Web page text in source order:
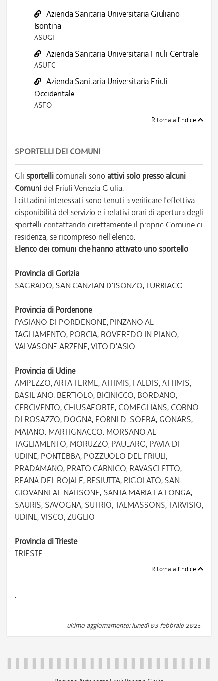
Azienda Sanitaria Universitaria Giuliano
Isontina
ASUGI
Azienda Sanitaria Universitaria Friuli Centrale
ASUFC
Azienda Sanitaria Universitaria Friuli
Occidentale
ASFO
Ritorna all'indice
SPORTELLI DEI COMUNI
Gli sportellicomunali sono attivi solo presso alcuni
Comunidel Friuli Venezia Giulia.
I cittadini interessati sono tenuti a verificare l’effettiva
disponibilità del servizio e i relativi orari di apertura degli
sportelli contattando direttamente il proprio Comune di
residenza, se ricompreso nell'elenco.
Elenco dei comuni che hanno attivato uno sportello
Provincia di Gorizia
SAGRADO, SAN CANZIAN D'ISONZO, TURRIACO
Provincia di Pordenone
PASIANO DI PORDENONE, PINZANO AL
TAGLIAMENTO, PORCIA, ROVEREDO IN PIANO,
VALVASONE ARZENE, VITO D'ASIO
Provincia di Udine
AMPEZZO, ARTA TERME, ATTIMIS, FAEDIS, ATTIMIS,
BASILIANO, BERTIOLO, BICINICCO, BORDANO,
CERCIVENTO, CHIUSAFORTE, COMEGLIANS, CORNO
DI ROSAZZO, DOGNA, FORNI DI SOPRA, GONARS,
MAJANO, MARTIGNACCO, MORSANO AL
TAGLIAMENTO, MORUZZO, PAULARO, PAVIA DI
UDINE, PONTEBBA, POZZUOLO DEL FRIULI,
PRADAMANO, PRATO CARNICO, RAVASCLETTO,
REANA DEL ROJALE, RESIUTTA, RIGOLATO, SAN
GIOVANNI AL NATISONE, SANTA MARIA LA LONGA,
SAURIS, SAVOGNA, SUTRIO, TALMASSONS, TARVISIO,
UDINE, VISCO, ZUGLIO
Provincia di Trieste
TRIESTE
Ritorna all'indice
.
ultimo aggiornamento: lunedì 03 febbraio 2025